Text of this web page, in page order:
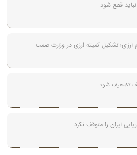
قطع شود
دوم ارزی؛ تشکیل کمیته ارزی در وزارت صمت
تضعیف شود
ایران را متوقف نکرد